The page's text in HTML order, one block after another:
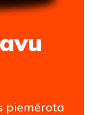
piemērota